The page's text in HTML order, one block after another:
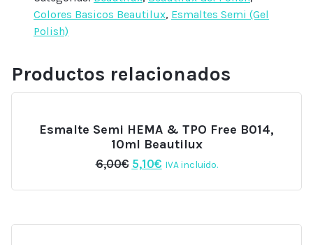
Colores Basicos Beautilux, Esmaltes Semi (Gel
Polish)
Productos relacionados
Esmalte Semi HEMA & TPO Free B014,
10ml Beautilux
6,00€ El
original
5,10€El
actual
IVA incluido.